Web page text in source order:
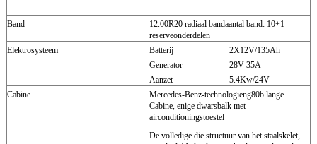
Band
12.00R20 radiaal bandaantal band: 10+1
reserveonderdelen
Elektrosysteem
Batterij
2X12V/135Ah
Generator
28V-35A
Aanzet
5.4Kw/24V
Cabine
Mercedes-Benz-technologieng80b lange
Cabine, enige dwarsbalk met
airconditioningstoestel
De volledige die structuur van het staalskelet,